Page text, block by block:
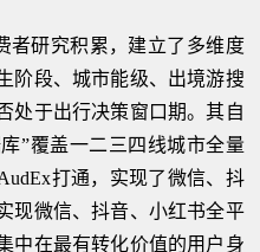
者研究积累，建立了多维度
阶段、城市能级、出境游搜
处于出行决策窗口期。其自
”覆盖一二三四线城市全量
打通，实现了微信、抖
现微信、抖音、小红书全平
中在最有转化价值的用户身